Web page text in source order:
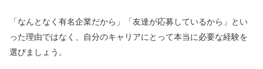
「なんとなく有名企業だから」「友達が応募しているから」とい
った理由ではなく、自分のキャリアにとって本当に必要な経験を
選びましょう。